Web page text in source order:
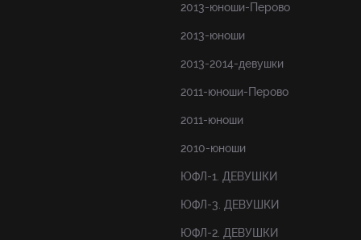
2013-юноши-Перово
2013-юноши
2013-2014-девушки
2011-юноши-Перово
2011-юноши
2010-юноши
ЮФЛ-1. ДЕВУШКИ
ЮФЛ-3. ДЕВУШКИ
ЮФЛ-2. ДЕВУШКИ